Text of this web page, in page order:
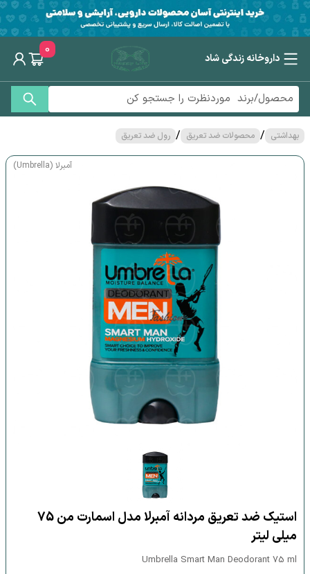
داروخانه زندگی شاد
0
بهداشتی / محصولات ضد تعریق / رول ضد تعریق
آمبرلا (Umbrella)
استیک ضد تعریق مردانه آمبرلا مدل اسمارت من 75
میلی لیتر
Umbrella Smart Man Deodorant 75 ml